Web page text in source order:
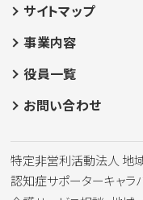
事業内容
役員一覧
お問い合わせ
サイトマップ
特定非営利活動法人 地
認知症サポーターキャラ